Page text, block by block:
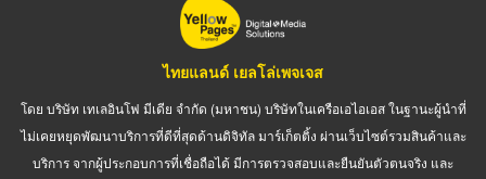
ไทยแลนด์ เยลโล่เพจเจส
โดย บริษัท เทเลอินโฟ มีเดีย จำกัด (มหาชน) บริษัทในเครือเอไอเอส ในฐานะผู้นำที่
ไม่เคยหยุดพัฒนาบริการที่ดีที่สุดด้านดิจิทัล มาร์เก็ตติ้ง ผ่านเว็บไซต์รวมสินค้าและ
บริการ จากผู้ประกอบการที่เชื่อถือได้ มีการตรวจสอบและยืนยันตัวตนจริง และ